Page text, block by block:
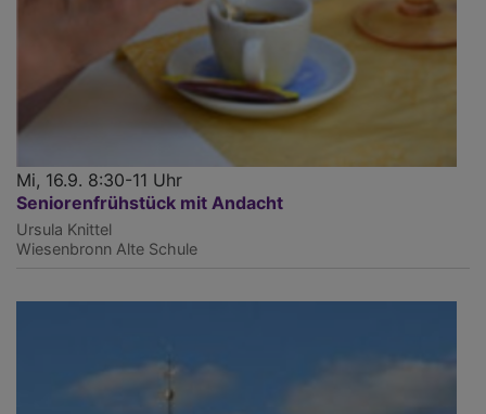
Mi, 16.9. 8:30-11 Uhr
Seniorenfrühstück mit Andacht
Ursula Knittel
Wiesenbronn Alte Schule